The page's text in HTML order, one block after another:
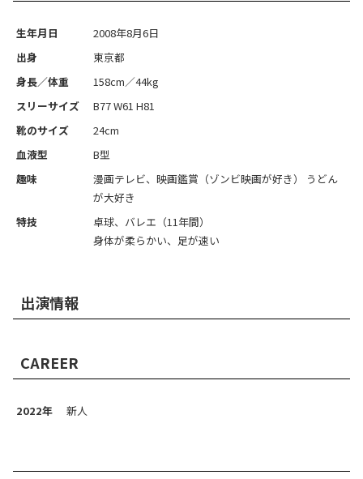
生年月日
2008年8月6日
出身
東京都
身長／体重
158cm／44kg
スリーサイズ
B77 W61 H81
靴のサイズ
24cm
血液型
B型
趣味
漫画テレビ、映画鑑賞（ゾンビ映画が好き） うどん
が大好き
特技
卓球、バレエ（11年間）
身体が柔らかい、足が速い
出演情報
CAREER
2022年 新人